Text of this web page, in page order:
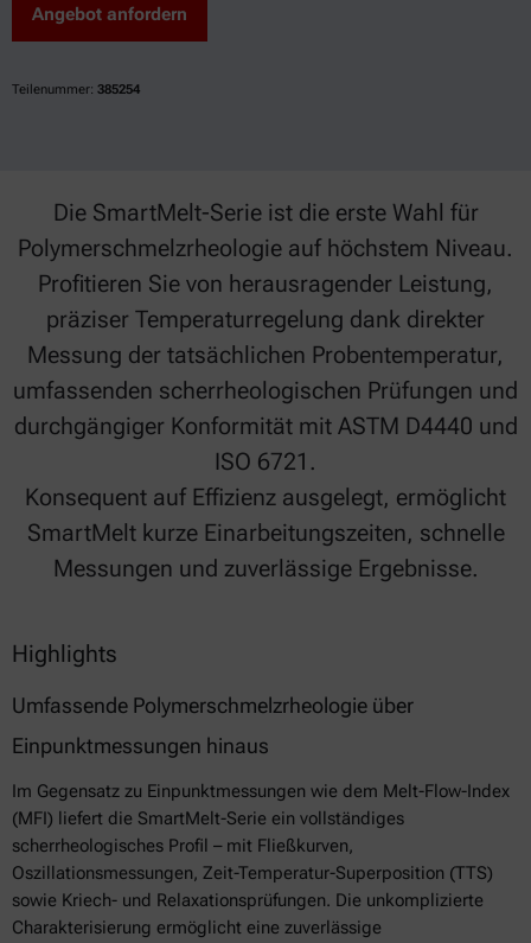
Angebot anfordern
Teilenummer: 385254
Die SmartMelt-Serie ist die erste Wahl für
Polymerschmelzrheologie auf höchstem Niveau.
Profitieren Sie von herausragender Leistung,
präziser Temperaturregelung dank direkter
Messung der tatsächlichen Probentemperatur,
umfassenden scherrheologischen Prüfungen und
durchgängiger Konformität mit ASTM D4440 und
ISO 6721.
Konsequent auf Effizienz ausgelegt, ermöglicht
SmartMelt kurze Einarbeitungszeiten, schnelle
Messungen und zuverlässige Ergebnisse.
Highlights
Umfassende Polymerschmelzrheologie über
Einpunktmessungen hinaus
Im Gegensatz zu Einpunktmessungen wie dem Melt-Flow-Index
(MFI) liefert die SmartMelt-Serie ein vollständiges
scherrheologisches Profil – mit Fließkurven,
Oszillationsmessungen, Zeit-Temperatur-Superposition (TTS)
sowie Kriech- und Relaxationsprüfungen. Die unkomplizierte
Charakterisierung ermöglicht eine zuverlässige